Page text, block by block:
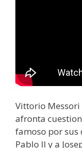
Vittorio
afronta
famoso por sus
Pablo II y a